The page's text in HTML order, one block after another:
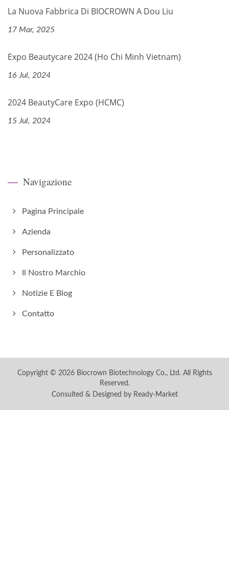
La Nuova Fabbrica Di BIOCROWN A Dou Liu
17 Mar, 2025
Expo Beautycare 2024 (Ho Chi Minh Vietnam)
16 Jul, 2024
2024 BeautyCare Expo (HCMC)
15 Jul, 2024
Navigazione
Pagina Principale
Azienda
Personalizzato
Il Nostro Marchio
Notizie E Blog
Contatto
Copyright © 2026 Biocrown Biotechnology Co., Ltd.All Rights
Reserved.
Consulted & Designed by Ready-Market